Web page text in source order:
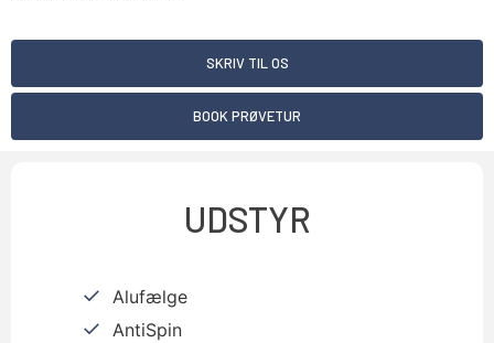
SKRIV TIL OS
BOOK PRØVETUR
UDSTYR
Alufælge
AntiSpin